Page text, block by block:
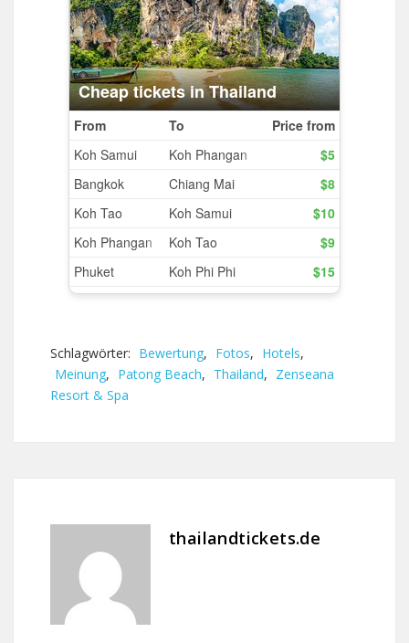
Schlagwörter: Bewertung, Fotos, Hotels,
Meinung, Patong Beach, Thailand, Zenseana
Resort & Spa
thailandtickets.de